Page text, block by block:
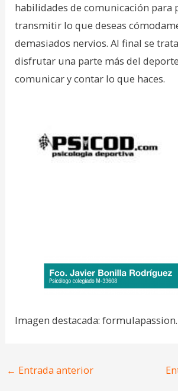
habilidades de comunicación para
transmitir lo que deseas
demasiados nervios. Al final se
disfrutar una parte más del
comunicar y contar lo que haces.
Imagen destacada:
← Entrada anterior